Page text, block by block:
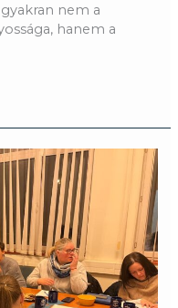
nem a
hanem a